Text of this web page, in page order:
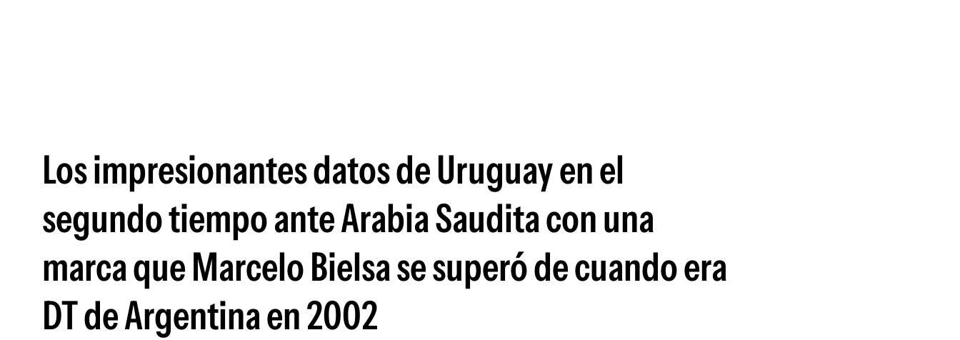
Los impresionantes datos de Uruguay en el
segundo tiempo ante Arabia Saudita con una
marca que Marcelo Bielsa se superó de cuando era
DT de Argentina en 2002